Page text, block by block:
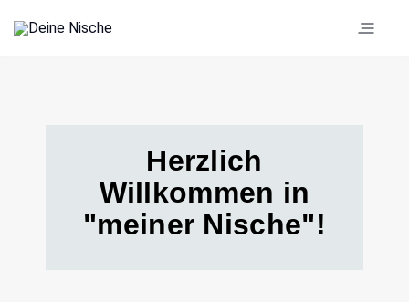
Herzlich
Willkommen in
"meiner Nische"!